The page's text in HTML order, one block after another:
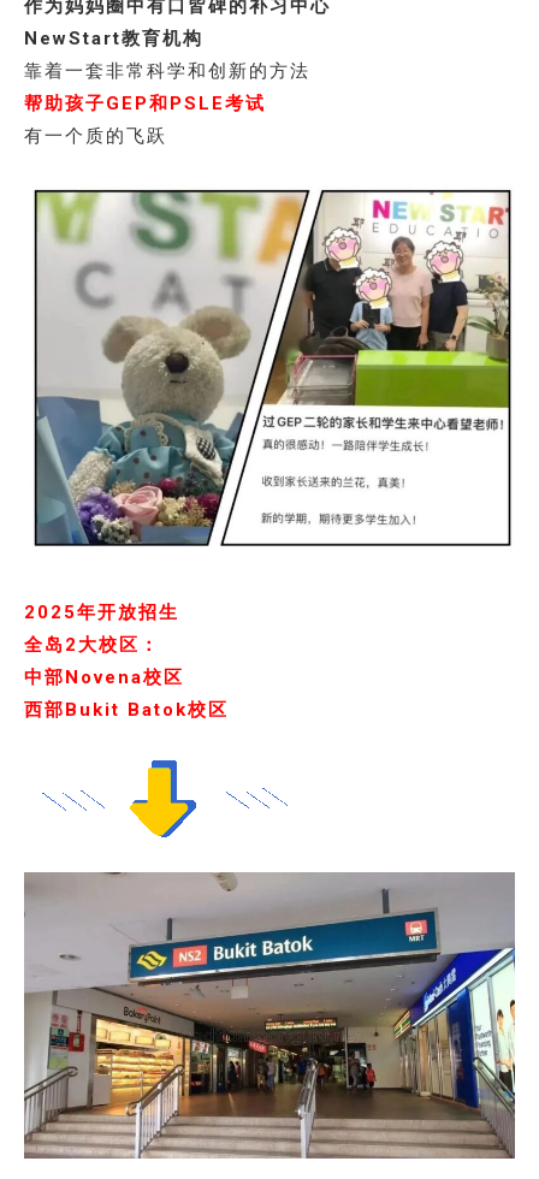
作为妈妈圈中有口皆碑的补习中心
NewStart教育机构
靠着一套非常科学和创新的方法
帮助孩子GEP和PSLE考试
有一个质的飞跃
2025年开放招生
全岛2大校区：
中部Novena校区
西部Bukit Batok校区